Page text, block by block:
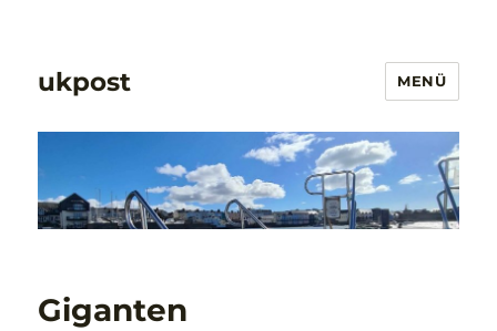
ukpost MENÜ
Giganten